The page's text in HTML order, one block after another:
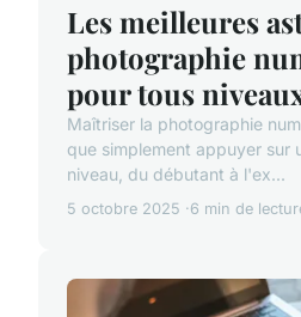
Les meilleures
photographie
pour tous
Maîtriser la photographie
que simplement appuyer sur
niveau, du débutant à l'ex...
5 octobre 2025 6 min de